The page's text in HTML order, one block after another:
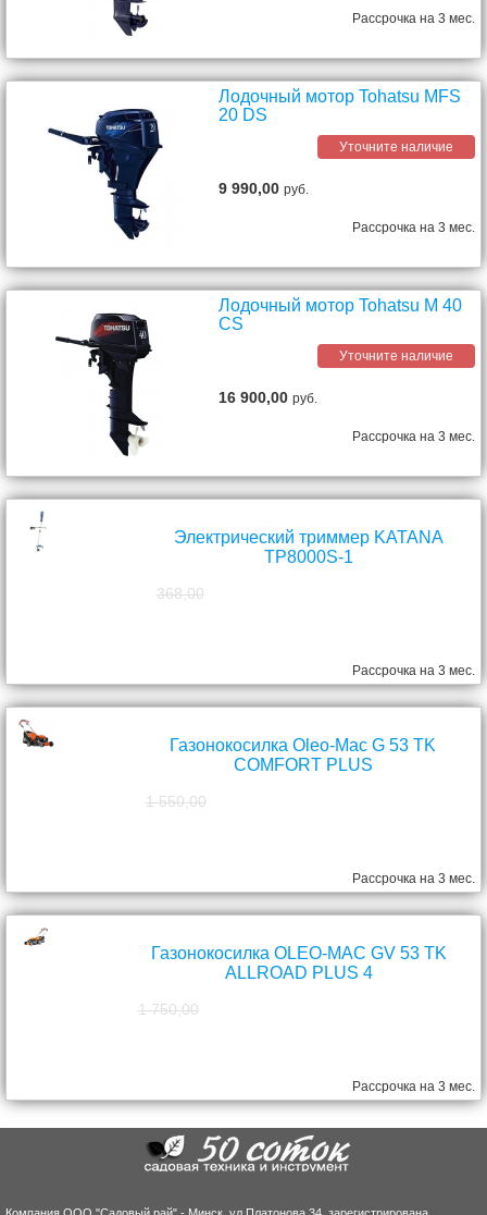
Рассрочка на 3 мес.
Лодочный мотор Tohatsu MFS
20 DS
Уточните наличие
9 990,00руб.
Рассрочка на 3 мес.
Лодочный мотор Tohatsu M 40
CS
Уточните наличие
16 900,00руб.
Рассрочка на 3 мес.
Электрический триммер KATANA
TP8000S-1
368,00
Рассрочка на 3 мес.
Газонокосилка Oleo-Mac G 53 TK
COMFORT PLUS
1 550,00
Рассрочка на 3 мес.
Газонокосилка OLEO-MAC GV 53 TK
ALLROAD PLUS 4
1 750,00
Рассрочка на 3 мес.